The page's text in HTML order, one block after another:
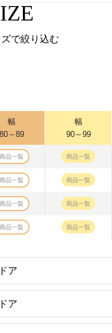
で絞り込む
幅
80～89
幅
90～99
商品一覧 商品一覧
商品一覧 商品一覧
商品一覧 商品一覧
商品一覧 商品一覧
ア
ア